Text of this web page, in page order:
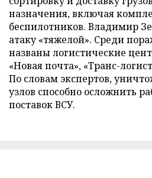
назначения, включая
беспилотников. Владимир
атаку «тяжелой». Среди
названы логистические
«Новая почта», «Транс-
По словам экспертов,
узлов способно осложнить
поставок ВСУ.